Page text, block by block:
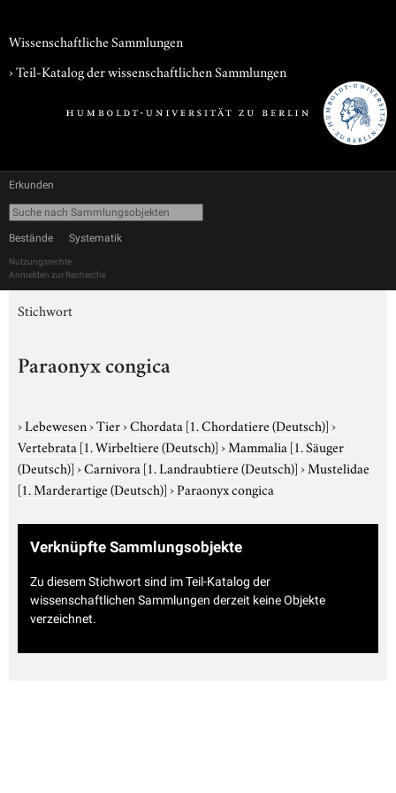
Wissenschaftliche Sammlungen
› Teil-Katalog der wissenschaftlichen Sammlungen
Erkunden
Bestände Systematik
Nutzungsrechte
Anmelden zur Recherche
Stichwort
Paraonyx congica
›Lebewesen›Tier›Chordata [1. Chordatiere (Deutsch)]›
Vertebrata [1. Wirbeltiere (Deutsch)]›Mammalia [1. Säuger
(Deutsch)]›Carnivora [1. Landraubtiere (Deutsch)]›Mustelidae
[1. Marderartige (Deutsch)]›Paraonyx congica
Verknüpfte Sammlungsobjekte
Zu diesem Stichwort sind im Teil-Katalog der
wissenschaftlichen Sammlungen derzeit keine Objekte
verzeichnet.